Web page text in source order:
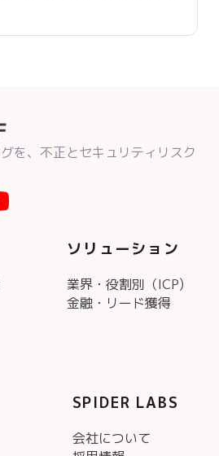
を、不正とセキュリティリスク
ソリューション
業界・役割別（ICP)
金融・リード獲得
SPIDER LABS
会社について